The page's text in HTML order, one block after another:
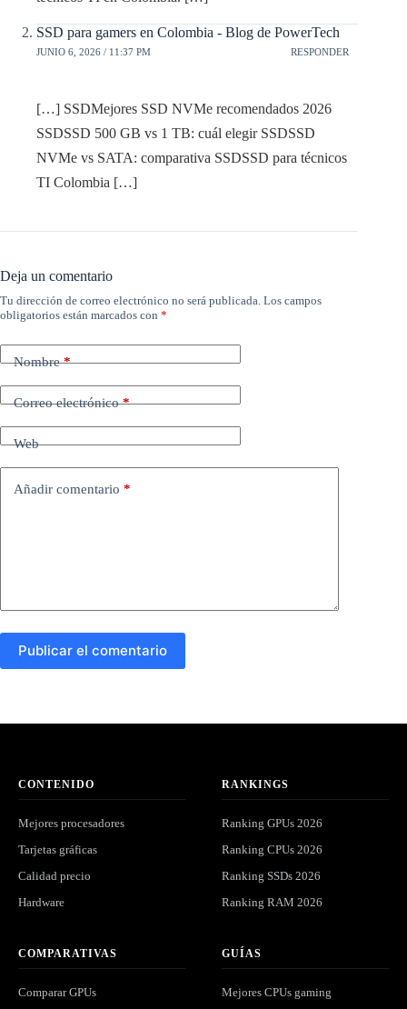
SSD para gamers en Colombia - Blog de PowerTech
JUNIO 6, 2026 / 11:37 PM RESPONDER
[…] SSDMejores SSD NVMe recomendados 2026
SSDSSD 500 GB vs 1 TB: cuál elegir SSDSSD
NVMe vs SATA: comparativa SSDSSD para técnicos
TI Colombia […]
Deja un comentario
Tu dirección de correo electrónico no será publicada. Los campos
obligatorios están marcados con *
Nombre*
Correo electrónico*
Web
Añadir comentario *
Publicar el comentario
CONTENIDO
Mejores procesadores
Tarjetas gráficas
Calidad precio
Hardware
RANKINGS
Ranking GPUs 2026
Ranking CPUs 2026
Ranking SSDs 2026
Ranking RAM 2026
COMPARATIVAS
Comparar GPUs
GUÍAS
Mejores CPUs gaming